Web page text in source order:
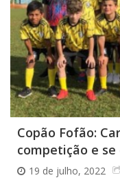
Copão Fofão:
competição e
19 de julho, 2022